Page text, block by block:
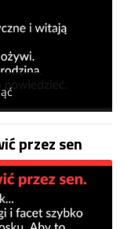
przez sen